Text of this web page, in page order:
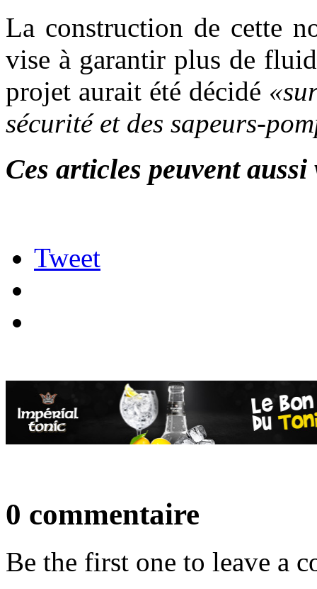
La construction de cette
vise à garantir plus de
projet aurait été décidé
sécurité et des sapeurs-
Ces articles peuvent
Tweet
0 commentaire
Be the first one to leave a